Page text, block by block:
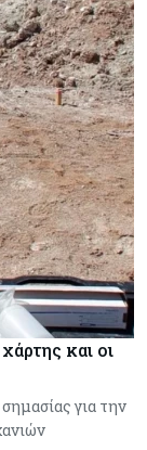
και οι
για την